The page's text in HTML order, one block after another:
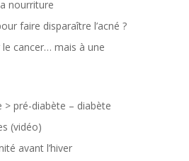
nourriture
faire disparaître l’acné ?
cancer… mais à une
> pré-diabète – diabète
(vidéo)
avant l’hiver